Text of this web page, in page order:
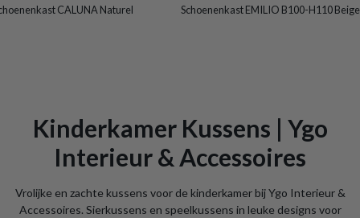
CALUNA Naturel Schoenenkast EMILIO B100-H110 Beige
Kinderkamer Kussens | Ygo
Interieur & Accessoires
Vrolijke en zachte kussens voor de kinderkamer bij Ygo Interieur &
Accessoires. Sierkussens en speelkussens in leuke designs voor